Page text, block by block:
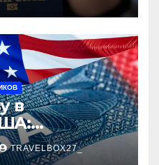
в
TRAVELBOX27_